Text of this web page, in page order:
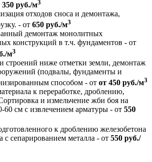
350 руб./м3
отходов сноса и демонтажа,
- от 650 руб./м3
демонтаж монолитных
конструкций в т.ч. фундаментов - от
м3
строений ниже отметки земли, демонтаж
(подвалы, фундаменты и
способом - от от 450 руб./м3
к переработке, дроблению,
и измельчение жби боя на
60 см с извлечением арматуры - от 550
к дроблению железобетона
с сепарированием металла - от 550 руб./